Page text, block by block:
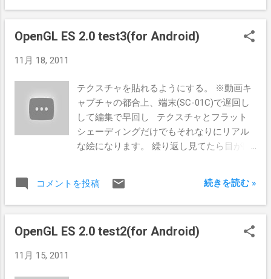
アリティが増しています。 OpenGL ES2.0
ダプログラムで実装しますが、環境光と反
遅回しのため変化していません） 実際に追
加したコードは僅か２、３行で、それも頂
点シェーダ側です。それでもここまで速度
低下を招くのは意外でした。 OpenGL ES 1.1
よりも、上位のOpenGL ES 2.0の方が全てに
おいて優れている、という訳ではないのか
理だとパフォーマンス的にどちかが優位な
OpenGL ES 2.0 test3(for Android)
11月 18, 2011
テクスチャを貼れるようにする。 ※動画キ
ャプチャの都合上、端末(SC-01C)で遅回し
して編集で早回し テクスチャとフラット
シェーディングだけでもそれなりにリアル
な絵になります。 繰り返し見てたら目が回
いいかもしれません。 更に空間認識技術
で、GPSの測定誤差を補正してくれたり、
ば、地図アプリなんて不要になりそう。
コメントを投稿 続きを読む »
OpenGL ES 2.0 test2(for Android)
11月 15, 2011